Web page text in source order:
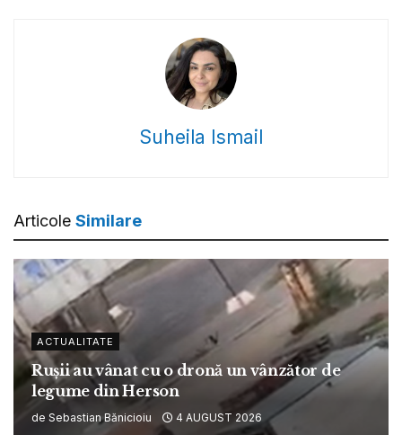
Suheila Ismail
Articole Similare
ACTUALITATE
Rușii au vânat cu o dronă un vânzător de
legume din Herson
de Sebastian Bănicioiu 4 AUGUST 2026